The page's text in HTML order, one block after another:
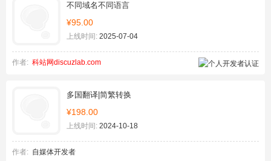
不同域名不同语言
¥95.00
上线时间: 2025-07-04
作者: 科站网discuzlab.com
多国翻译|简繁转换
¥198.00
上线时间: 2024-10-18
作者: 自媒体开发者